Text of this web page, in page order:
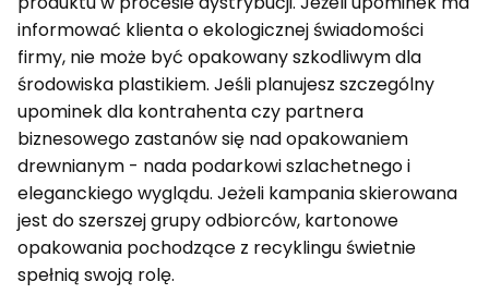
informować klienta o ekologicznej świadomości
firmy, nie może być opakowany szkodliwym dla
środowiska plastikiem. Jeśli planujesz szczególny
upominek dla kontrahenta czy partnera
biznesowego zastanów się nad opakowaniem
drewnianym - nada podarkowi szlachetnego i
eleganckiego wyglądu. Jeżeli kampania skierowana
jest do szerszej grupy odbiorców, kartonowe
opakowania pochodzące z recyklingu świetnie
spełnią swoją rolę.